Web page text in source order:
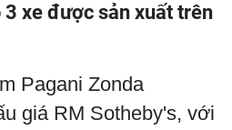
3 xe được sản xuất trên
Pagani Zonda
giá RM Sotheby's, với